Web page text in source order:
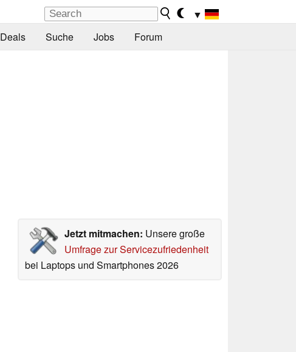
▼
Deals Suche Jobs Forum
Jetzt mitmachen: Unsere große
Umfrage zur Servicezufriedenheit
bei Laptops und Smartphones 2026